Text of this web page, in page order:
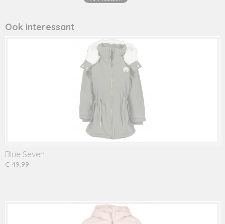
Productcode leverancier
Ook interessant
Blue Seven
€ 49,99